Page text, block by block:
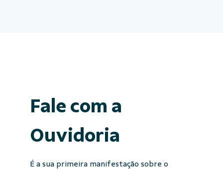
Fale com a
Ouvidoria
É a sua primeira manifestação sobre o